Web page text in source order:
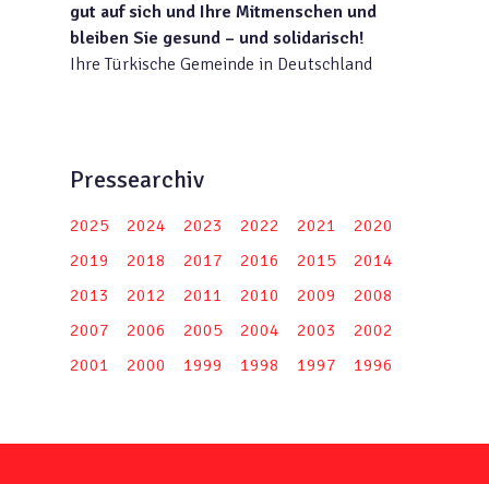
gut auf sich und Ihre Mitmenschen und
bleiben Sie gesund – und solidarisch!
Ihre Türkische Gemeinde in Deutschland
Pressearchiv
2025 2024 2023 2022 2021
2020
2019
2018 2017 2016 2015
2014
2013
2012 2011 2010 2009
2008
2007
2006 2005 2004 2003
2002
2001
2000 1999 1998 1997 1996